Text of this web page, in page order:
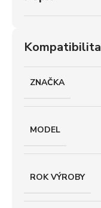
Kompatibilita
ZNAČKA
MODEL
ROK VÝROBY